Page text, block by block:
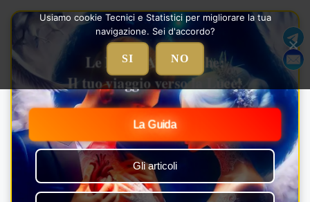
Vai
contenuto
Le Nozze Alchemiche:
Il tuo viaggio verso la Luce!
La Guida
Gli articoli
Usiamo cookie Tecnici e Statistici per migliorare la tua
navigazione. Sei d'accordo?
SI NO